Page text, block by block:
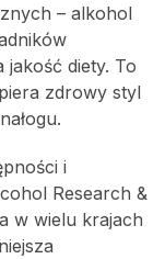
– alkohol
diety. To
zdrowy styl
i
Research &
w wielu krajach